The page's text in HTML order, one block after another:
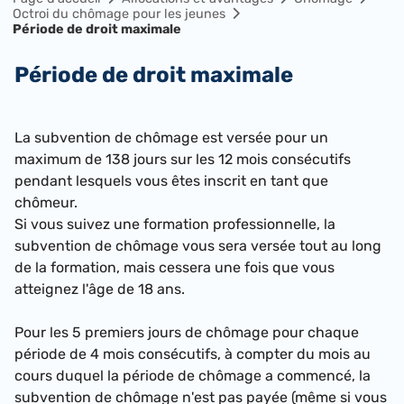
Octroi du chômage pour les jeunes
Période de droit maximale
Période de droit maximale
La subvention de chômage est versée pour un
maximum de 138 jours sur les 12 mois consécutifs
pendant lesquels vous êtes inscrit en tant que
chômeur.
Si vous suivez une formation professionnelle, la
subvention de chômage vous sera versée tout au long
de la formation, mais cessera une fois que vous
atteignez l'âge de 18 ans.
Pour les 5 premiers jours de chômage pour chaque
période de 4 mois consécutifs, à compter du mois au
cours duquel la période de chômage a commencé, la
subvention de chômage n'est pas payée (même si vous